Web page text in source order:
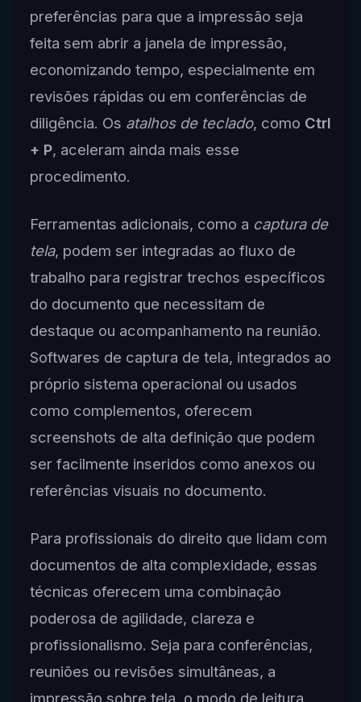
preferências para que a impressão seja
feita sem abrir a janela de impressão,
economizando tempo, especialmente em
revisões rápidas ou em conferências de
diligência. Os atalhos de teclado, como Ctrl
+ P, aceleram ainda mais esse
procedimento.
Ferramentas adicionais, como a captura de
tela, podem ser integradas ao fluxo de
trabalho para registrar trechos específicos
do documento que necessitam de
destaque ou acompanhamento na reunião.
Softwares de captura de tela, integrados ao
próprio sistema operacional ou usados
como complementos, oferecem
screenshots de alta definição que podem
ser facilmente inseridos como anexos ou
referências visuais no documento.
Para profissionais do direito que lidam com
documentos de alta complexidade, essas
técnicas oferecem uma combinação
poderosa de agilidade, clareza e
profissionalismo. Seja para conferências,
reuniões ou revisões simultâneas, a
impressão sobre tela, o modo de leitura